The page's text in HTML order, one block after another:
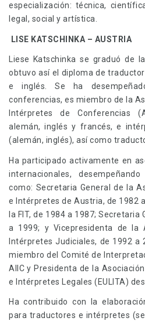
especialización: técnica,
legal, social y artística.
LISE KATSCHINKA – AUSTRIA
Liese Katschinka se graduó de
obtuvo así el diploma de
e inglés. Se ha
conferencias, es miembro de la
Intérpretes de Conferencias
alemán, inglés y francés, e
(alemán, inglés), así como
Ha participado activamente en
internacionales,
como: Secretaria General de la
e Intérpretes de Austria, de 1982
la FIT, de 1984 a 1987; Secretaria
a 1999; y Vicepresidenta de la
Intérpretes Judiciales, de 1992 a
miembro del Comité de
AIIC y Presidenta de la
e Intérpretes Legales (EULITA)
Ha contribuido con la
para traductores e intérpretes